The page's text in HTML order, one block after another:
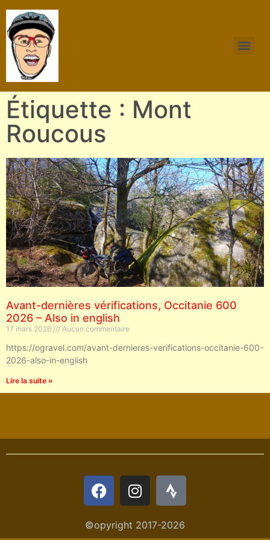
Étiquette : Mont
Roucous
Avant-dernières vérifications, Occitanie 600
2026 – Also in english
17 mars 2026 Aucun commentaire
https://ogravel.com/avant-dernieres-verifications-occitanie-600-
2026-also-in-english
Lire la suite »
©opyright 2017-2026